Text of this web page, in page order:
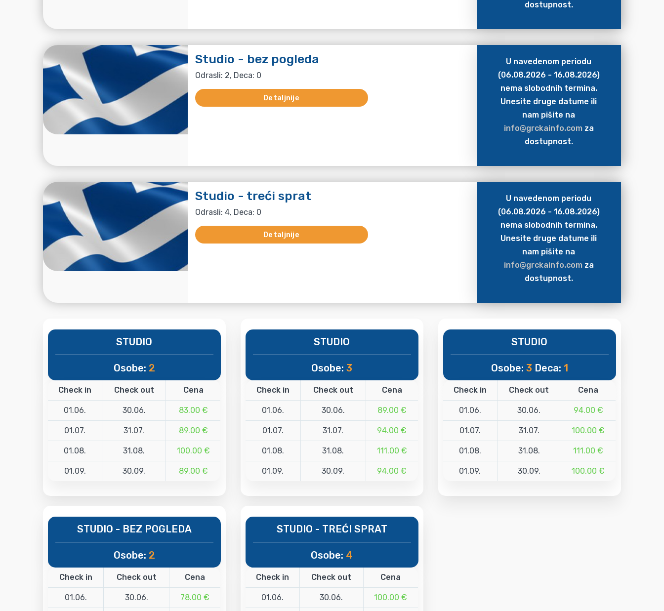
dostupnost.
Studio - bez pogleda
Odrasli: 2, Deca: 0
Detaljnije
U navedenom periodu
(06.08.2026 - 16.08.2026)
nema slobodnih termina.
Unesite druge datume ili
nam pišite na
info@grckainfo.comza
dostupnost.
Studio - treći sprat
Odrasli: 4, Deca: 0
Detaljnije
U navedenom periodu
(06.08.2026 - 16.08.2026)
nema slobodnih termina.
Unesite druge datume ili
nam pišite na
info@grckainfo.comza
dostupnost.
STUDIO
Osobe: 2
Check in Check out Cena
01.06. 30.06. 83.00 €
01.07. 31.07. 89.00 €
01.08. 31.08. 100.00 €
01.09. 30.09. 89.00 €
STUDIO
Osobe:3
Check in Check out Cena
01.06. 30.06. 89.00 €
01.07. 31.07. 94.00 €
01.08. 31.08. 111.00 €
01.09. 30.09. 94.00 €
STUDIO
Osobe: 3 Deca: 1
Check in Check out Cena
01.06. 30.06. 94.00 €
01.07. 31.07. 100.00 €
01.08. 31.08. 111.00 €
01.09. 30.09. 100.00 €
STUDIO - BEZ POGLEDA
Osobe: 2
Check in Check out Cena
01.06. 30.06. 78.00 €
STUDIO - TREĆI SPRAT
Osobe: 4
Check in Check out Cena
01.06. 30.06. 100.00 €